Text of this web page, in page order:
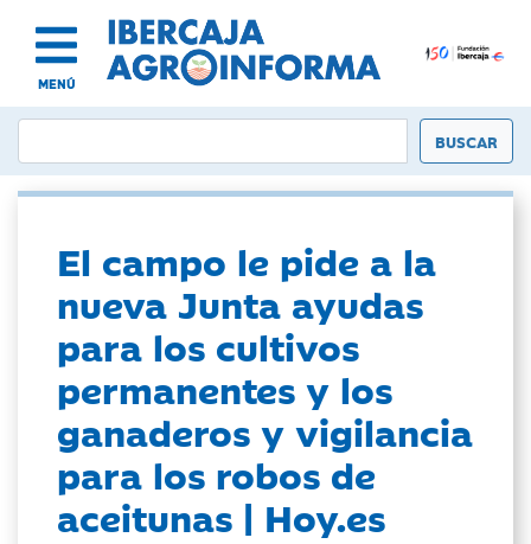
MENÚ
El campo le pide a la
nueva Junta ayudas
para los cultivos
permanentes y los
ganaderos y vigilancia
para los robos de
aceitunas | Hoy.es